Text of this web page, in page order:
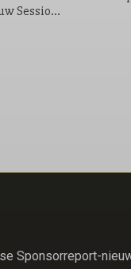
Sessions
Sponsorreport-